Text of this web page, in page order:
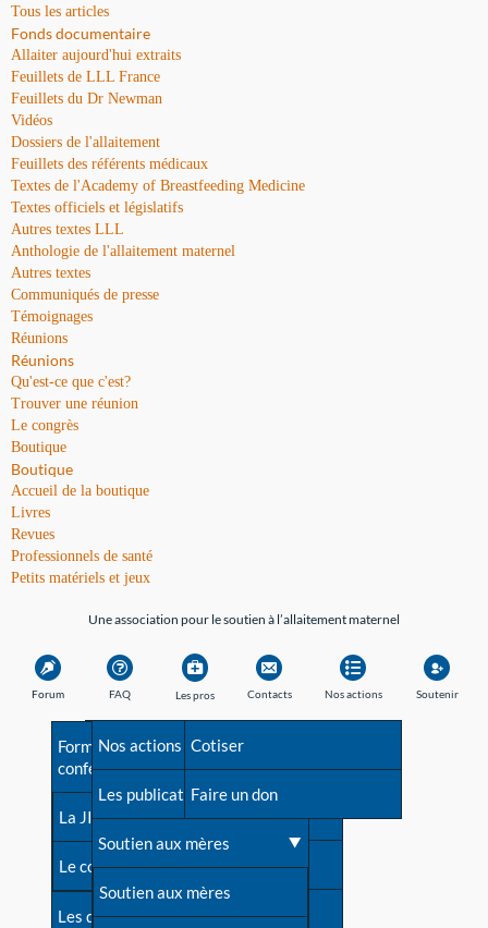
Tous les articles
Fonds documentaire
Allaiter aujourd'hui extraits
Feuillets de LLL France
Feuillets du Dr Newman
Vidéos
Dossiers de l'allaitement
Feuillets des référents médicaux
Textes de l'Academy of Breastfeeding Medicine
Textes officiels et législatifs
Autres textes LLL
Anthologie de l'allaitement maternel
Autres textes
Communiqués de presse
Témoignages
Réunions
Réunions
Qu'est-ce que c'est?
Trouver une réunion
Le congrès
Boutique
Boutique
Accueil de la boutique
Livres
Revues
Professionnels de santé
Petits matériels et jeux
Une association pour le soutien à l’allaitement maternel
Forum FAQ
Avant la naissance
Les débuts
Une difficulté d'allaitement ?
Cas particuliers
Les pros
Formations et
conférences
La JIA
Le congrès
Les dossiers de l'allaitement
Contacts
Besoin d'aide?
Répertoire de tous les
contacts
Contact presse
Dossier de presse
Nos actions
Nos actions
Les publications
Soutien aux mères
Soutien aux mères
Soutenir
Cotiser
Faire un don